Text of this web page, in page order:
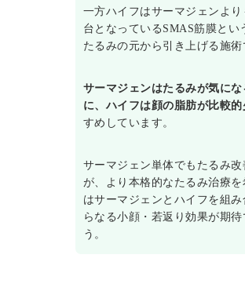
一方ハイフはサーマジェンよ
台となっているSMAS筋膜とい
たるみの元から引き上げる施術
サーマジェンはたるみが気に
に、ハイフは顔の脂肪が比較的
すめしています。
サーマジェン単体でもたるみ改
が、より本格的なたるみ治療
はサーマジェンとハイフを組み
らなる小顔・若返り効果が期待
う。